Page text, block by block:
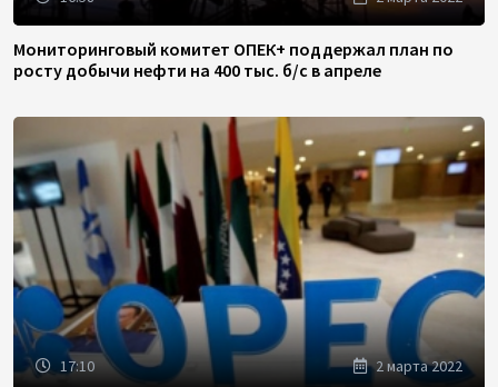
Мониторинговый комитет ОПЕК+ поддержал план по
росту добычи нефти на 400 тыс. б/с в апреле
17:10 2 марта 2022